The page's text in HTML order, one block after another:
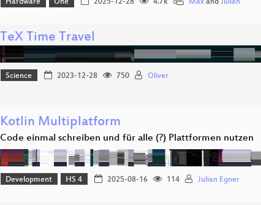
Hardware One 2025-12-28 4.7k Maxand Julian
TeX Time Travel
Science 2023-12-28 750 Oliver
Kotlin Multiplatform
Code einmal schreiben und für alle (?) Plattformen nutzen
Development HS 4 2025-08-16 114 Julian Egner